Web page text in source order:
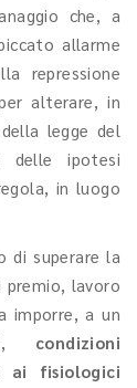
che, a
allarme
repressione
alterare, in
legge del
delle ipotesi
in luogo
di superare la
premio, lavoro
imporre, a un
condizioni
ai fisiologici